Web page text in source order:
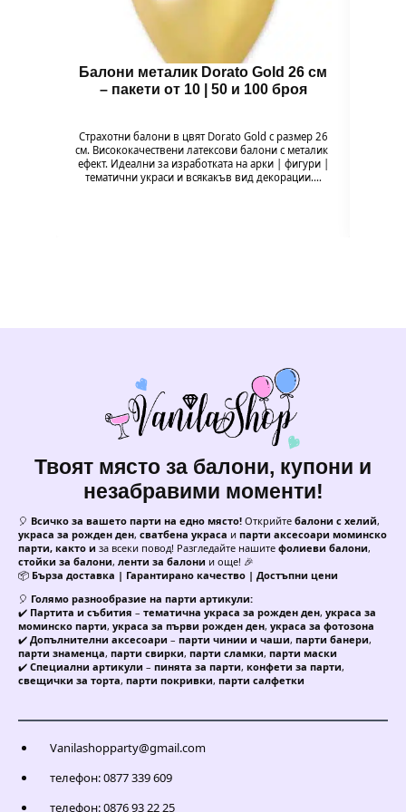
Балони металик Dorato Gold 26 см
– пакети от 10 | 50 и 100 броя
Страхотни балони в цвят Dorato Gold с размер 26
см. Висококачествени латексови балони с металик
ефект. Идеални за изработката на арки | фигури |
тематични украси и всякакъв вид декорации.…
Твоят място за балони, купони и
незабравими моменти!
🎈 Всичко за вашето парти на едно място! Открийте балони с хелий,
украса за рожден ден, сватбена украса и парти аксесоари моминско
парти, както и за всеки повод! Разгледайте нашите фолиеви балони,
стойки за балони, ленти за балони и още! 🎉
📦 Бърза доставка | Гарантирано качество | Достъпни цени
🎈 Голямо разнообразие на парти артикули:
✔️ Партита и събития – тематична украса за рожден ден, украса за
моминско парти, украса за първи рожден ден, украса за фотозона
✔️ Допълнителни аксесоари – парти чинии и чаши, парти банери,
парти знаменца, парти свирки, парти сламки, парти маски
✔️ Специални артикули – пинята за парти, конфети за парти,
свещички за торта, парти покривки, парти салфетки
Vanilashopparty@gmail.com
телефон: 0877 339 609
телефон: 0876 93 22 25